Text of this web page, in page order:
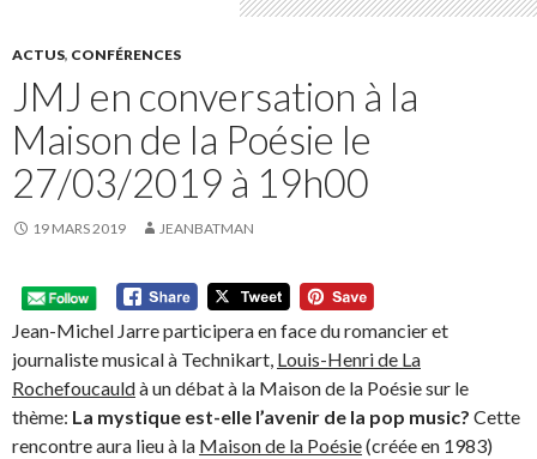
ACTUS, CONFÉRENCES
JMJ en conversation à la
Maison de la Poésie le
27/03/2019 à 19h00
19 MARS 2019 JEANBATMAN
Jean-Michel Jarre participera en face du romancier et
journaliste musical à Technikart, Louis-Henri de La
Rochefoucauldà un débat à la Maison de la Poésie sur le
thème: La mystique est-elle l’avenir de la pop music? Cette
rencontre aura lieu à la Maison de la Poésie(créée en 1983)